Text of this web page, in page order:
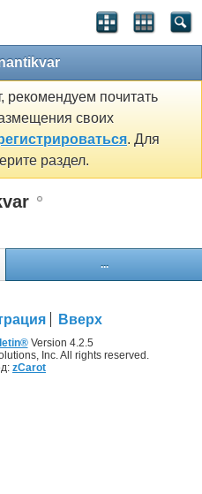
рекомендуем почитать
своих
. Для
раздел.
...
Вверх
Version 4.2.5
Inc. All rights reserved.
zCarot